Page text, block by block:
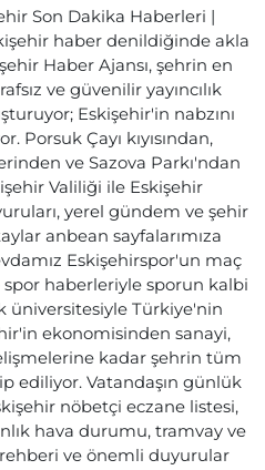
Son Dakika Haberleri |
haber denildiğinde akla
Haber Ajansı, şehrin en
ve güvenilir yayıncılık
Eskişehir'in nabzını
Porsuk Çayı kıyısından,
ve Sazova Parkı'ndan
Valiliği ile Eskişehir
yerel gündem ve şehir
anbean sayfalarımıza
Eskişehirspor'un maç
haberleriyle sporun kalbi
üniversitesiyle Türkiye'nin
ekonomisinden sanayi,
kadar şehrin tüm
ediliyor. Vatandaşın günlük
nöbetçi eczane listesi,
hava durumu, tramvay ve
ve önemli duyurular